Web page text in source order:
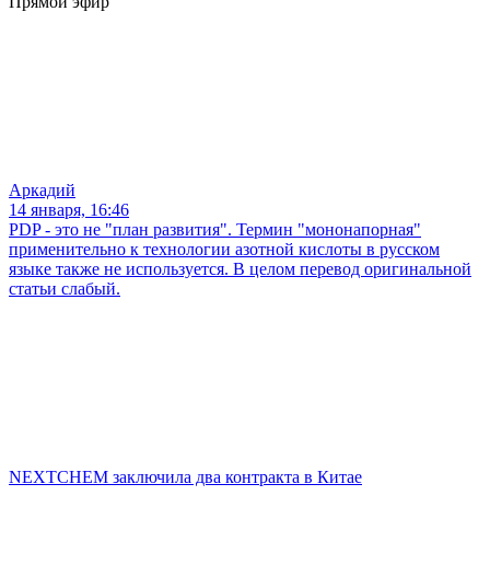
Аркадий
14 января, 16:46
PDP - это не "план развития". Термин "мононапорная"
применительно к технологии азотной кислоты в русском
языке также не используется. В целом перевод оригинальной
статьи слабый.
NEXTCHEM заключила два контракта в Китае